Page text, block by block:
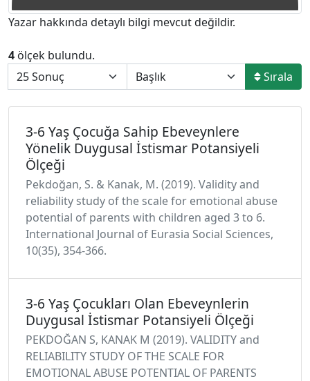
Yazar hakkında detaylı bilgi mevcut değildir.
4 ölçek bulundu.
Sırala
3-6 Yaş Çocuğa Sahip Ebeveynlere
Yönelik Duygusal İstismar Potansiyeli
Ölçeği
Pekdoğan, S. & Kanak, M. (2019). Validity and
reliability study of the scale for emotional abuse
potential of parents with children aged 3 to 6.
International Journal of Eurasia Social Sciences,
10(35), 354-366.
3-6 Yaş Çocukları Olan Ebeveynlerin
Duygusal İstismar Potansiyeli Ölçeği
PEKDOĞAN S, KANAK M (2019). VALIDITY and
RELIABILITY STUDY OF THE SCALE FOR
EMOTIONAL ABUSE POTENTIAL OF PARENTS